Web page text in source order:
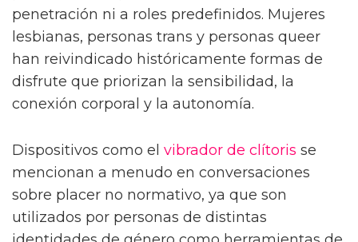
placer no siempre está vinculado a la
penetración ni a roles predefinidos. Mujeres
lesbianas, personas trans y personas queer
han reivindicado históricamente formas de
disfrute que priorizan la sensibilidad, la
conexión corporal y la autonomía.
Dispositivos como el vibrador de clítoris
mencionan a menudo en conversaciones
sobre placer no normativo, ya que son
utilizados por personas de distintas